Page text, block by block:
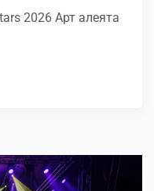
2026 Арт алеята